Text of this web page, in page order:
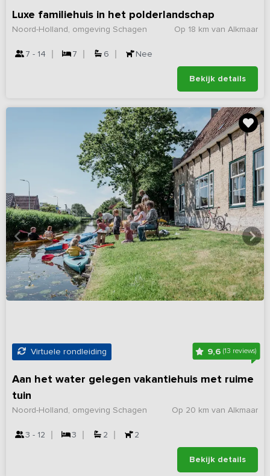
Luxe familiehuis in het polderlandschap
Op 18 km van Alkmaar
Noord-Holland, omgeving Schagen
7 - 14 7 6 Nee
Bekijk details
Virtuele rondleiding 9,6(13 reviews)
Aan het water gelegen vakantiehuis met ruime
tuin
Op 20 km van Alkmaar
Noord-Holland, omgeving Schagen
3 - 12 3 2 2
Bekijk details